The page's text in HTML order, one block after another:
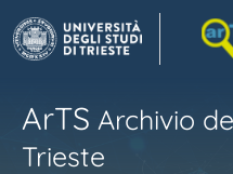
ArTS Archivio
Trieste